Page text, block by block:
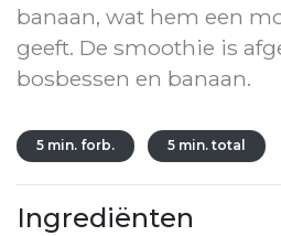
banaan, wat hem een
geeft. De smoothie is
bosbessen en banaan.
5 min. forb. 5 min. total
Ingrediënten